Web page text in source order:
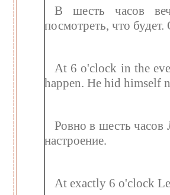
В шесть часов
посмотреть, что
At 6 o'clock in the
happen. He hid himself
Ровно в шесть часов
настроение.
At exactly 6 o'clock